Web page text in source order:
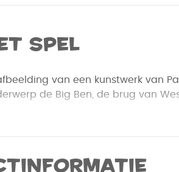
spel
van een kunstwerk van
de Big Ben, de brug van